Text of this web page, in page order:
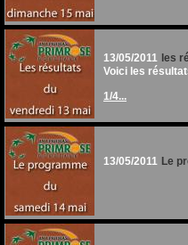
13/05/2011 les
Voici les
1/4...
13/05/2011 Le